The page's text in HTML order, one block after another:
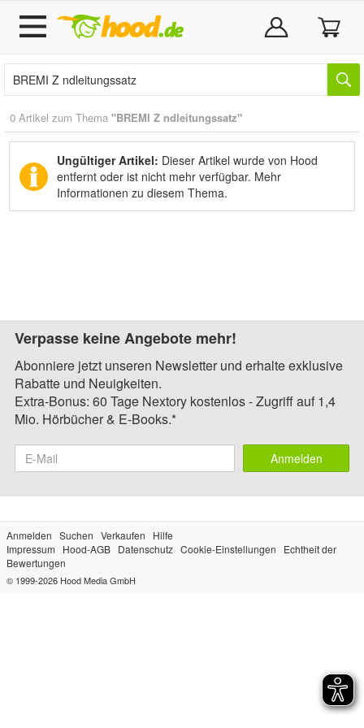
0 Artikel zum Thema "BREMI Z ndleitungssatz"
Ungültiger Artikel: Dieser Artikel wurde von Hood
entfernt oder ist nicht mehr verfügbar. Mehr
Informationen zu diesem Thema.
Verpasse keine Angebote mehr!
Abonniere jetzt unseren Newsletter und erhalte exklusive
Rabatte und Neuigkeiten.
Extra-Bonus: 60 Tage Nextory kostenlos - Zugriff auf 1,4
Mio. Hörbücher & E-Books.*
Anmelden
Anmelden Suchen Verkaufen
Hilfe
Impressum
Hood-AGB Datenschutz Cookie-Einstellungen
Echtheit der
Bewertungen
© 1999-2026 Hood Media GmbH